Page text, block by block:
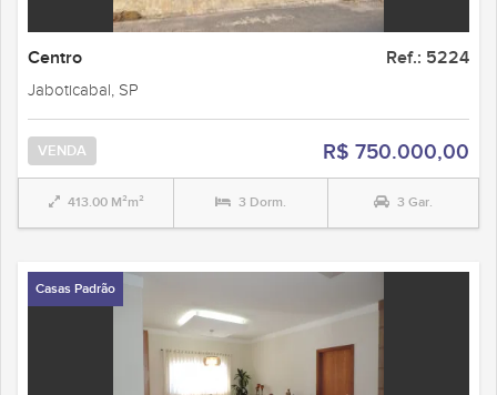
Centro Ref.: 5224
Jaboticabal, SP
VENDA R$ 750.000,00
413.00 M²m² 3 Dorm. 3 Gar.
Casas Padrão